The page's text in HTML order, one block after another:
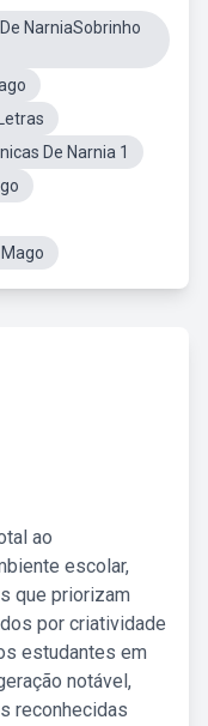
NarniaSobrinho
De Narnia 1
ao
escolar,
que priorizam
por criatividade
estudantes em
notável,
reconhecidas